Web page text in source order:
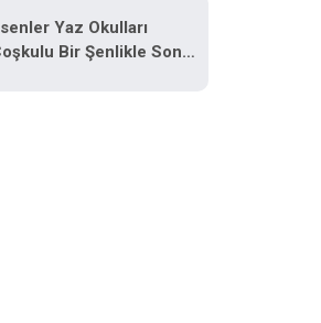
Yaz Okulları
Bir Şenlikle Sona